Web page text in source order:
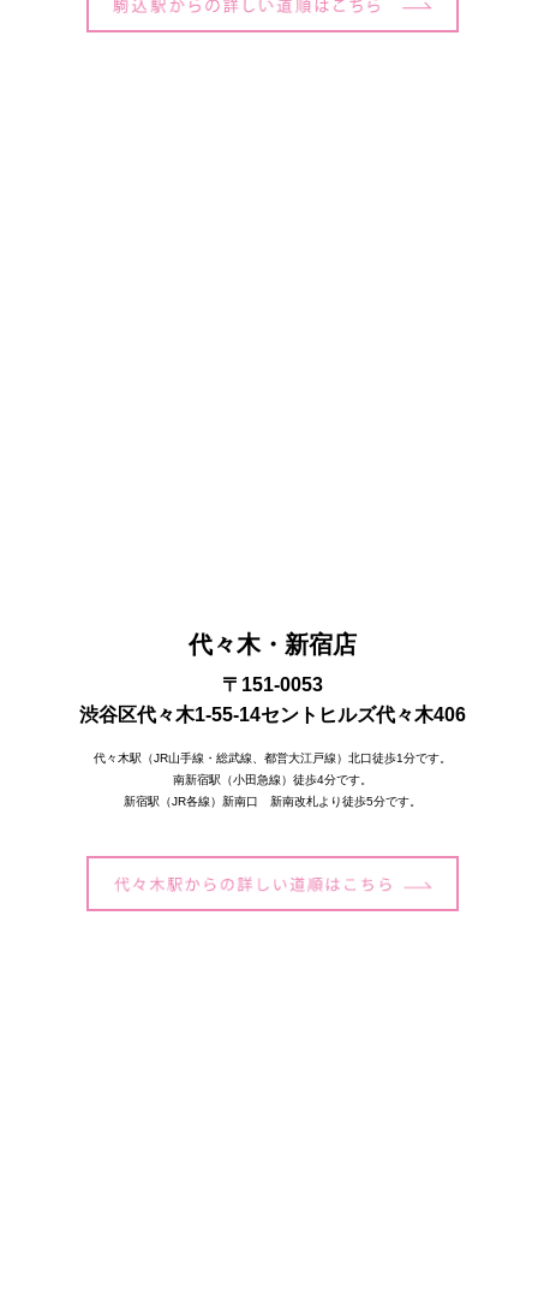
代々木・新宿店
〒151-0053
渋谷区代々木1-55-14セントヒルズ代々木406
代々木駅（JR山手線・総武線、都営大江戸線）北口徒歩1分です。
南新宿駅（小田急線）徒歩4分です。
新宿駅（JR各線）新南口 新南改札より徒歩5分です。